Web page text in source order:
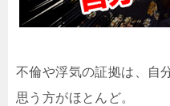
不倫や浮気の証拠は、自
思う方がほとんど。